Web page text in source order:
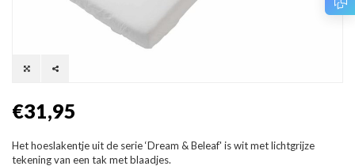
€31,95
Het hoeslakentje uit de serie ‘Dream & Beleaf' is wit met lichtgrijze
tekening van een tak met blaadjes.